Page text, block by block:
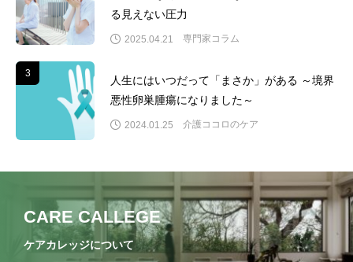
る見えない圧力
2025.04.21 専門家コラム
3
人生にはいつだって「まさか」がある ～境界
悪性卵巣腫瘍になりました～
2024.01.25 介護ココロのケア
CARE CALLEGE
ケアカレッジについて